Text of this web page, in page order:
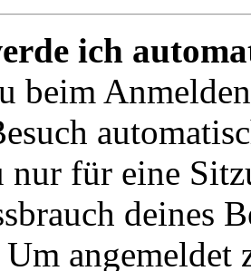
ich
beim
nur für eine
deines
angemeldet